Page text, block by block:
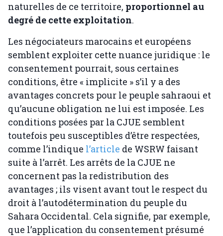
naturelles de ce territoire, proportionnel au
degré de cette exploitation.
Les négociateurs marocains et européens
semblent exploiter cette nuance juridique : le
consentement pourrait, sous certaines
conditions, être « implicite » s’il y a des
avantages concrets pour le peuple sahraoui et
qu’aucune obligation ne lui est imposée. Les
conditions posées par la CJUE semblent
toutefois peu susceptibles d’être respectées,
comme l’indique l’article de WSRW faisant
suite à l’arrêt. Les arrêts de la CJUE ne
concernent pas la redistribution des
avantages ; ils visent avant tout le respect du
droit à l’autodétermination du peuple du
Sahara Occidental. Cela signifie, par exemple,
que l’application du consentement présumé